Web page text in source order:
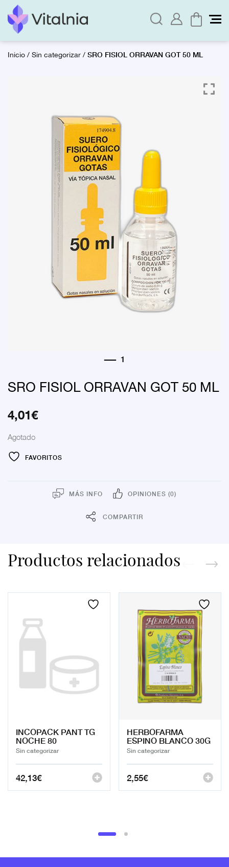
Inicio/Sin categorizar/ SRO FISIOL ORRAVAN GOT 50 ML
SRO FISIOL ORRAVAN GOT 50 ML
4,01€
Agotado
FAVORITOS
MÁS INFO OPINIONES (0)
COMPARTIR
Productos relacionados
INCOPACK PANT TG
NOCHE 80
Sin categorizar
42,13€
HERBOFARMA
ESPINO BLANCO 30G
Sin categorizar
2,55€